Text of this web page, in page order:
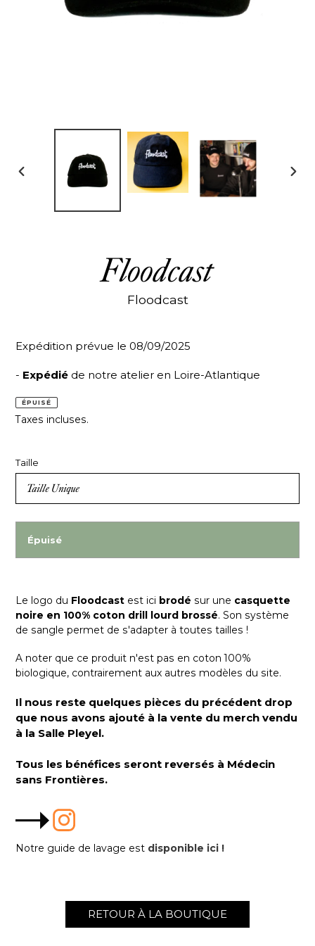
DIAPOSITIVE
Floodcast
Floodcast
Expédition prévue le 08/09/2025
- Expédié de notre atelier en Loire-Atlantique
ÉPUISÉ
Taxes incluses.
Taille
Épuisé
Le logo du Floodcast est ici brodé sur une casquette
noire en 100% coton drill lourd brossé. Son système
de sangle permet de s'adapter à toutes tailles !
A noter que ce produit n'est pas en coton 100%
biologique, contrairement aux autres modèles du site.
Il nous reste quelques pièces du précédent drop
que nous avons ajouté à la vente du merch vendu
à la Salle Pleyel.
Tous les bénéfices seront reversés à Médecin
sans Frontières.
Notre guide de lavage est disponible ici !
RETOUR À LA BOUTIQUE